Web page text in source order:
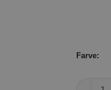
Farve:
Toilet